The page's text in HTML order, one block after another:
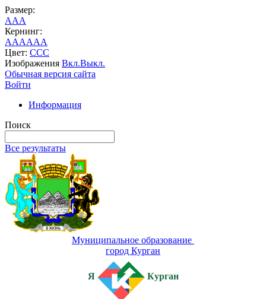
Размер:
AAA
Кернинг:
AAAAAA
Цвет: CCC
Изображения Вкл.Выкл.
Обычная версия сайта
Войти
Информация
Поиск
Все результаты
Муниципальное образование
город Курган
Я Курган